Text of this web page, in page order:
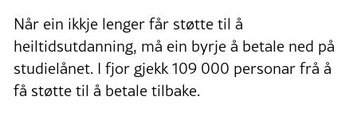
Når ein ikkje lenger får støtte til å
heiltidsutdanning, må ein byrje å betale ned på
studielånet. I fjor gjekk 109 000 personar frå å
få støtte til å betale tilbake.